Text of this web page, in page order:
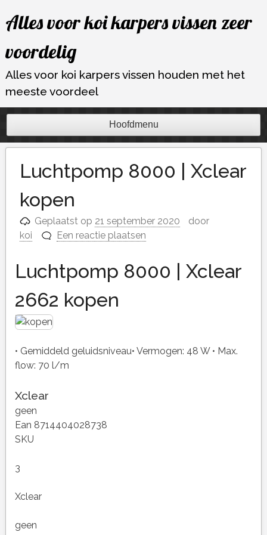
naar
inhoud
Alles voor koi karpers vissen zeer
voordelig
Alles voor koi karpers vissen houden met het
meeste voordeel
Hoofdmenu
Luchtpomp 8000 | Xclear
kopen
Geplaatst op 21 september 2020
door
koi
Een reactie plaatsen
Luchtpomp 8000 | Xclear
2662 kopen
• Gemiddeld geluidsniveau• Vermogen: 48 W • Max.
flow: 70 l/m
Xclear
geen
Ean 8714404028738
SKU
3
Xclear
geen